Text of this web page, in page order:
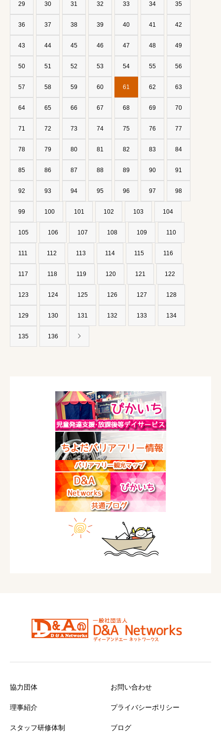
29 30 31 32 33 34 35
36 37 38 39 40 41 42
43 44 45 46 47 48 49
50 51 52 53 54 55 56
57 58 59 60 61 62 63
64 65 66 67 68 69 70
71 72 73 74 75 76 77
78 79 80 81 82 83 84
85 86 87 88 89 90 91
92 93 94 95 96 97 98
99 100 101 102 103 104
105 106 107 108 109 110
111 112 113 114 115 116
117 118 119 120 121 122
123 124 125 126 127 128
129 130 131 132 133 134
135 136
協力団体
理事紹介
スタッフ研修体制
お問い合わせ
プライバシーポリシー
ブログ